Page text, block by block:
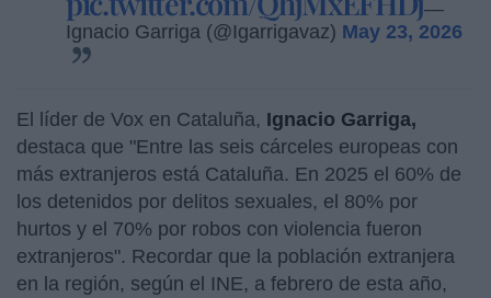
—
Ignacio Garriga (@Igarrigavaz) May 23, 2026
El líder de Vox en Cataluña, Ignacio Garriga,
destaca que "Entre las seis cárceles europeas con
más extranjeros está Cataluña. En 2025 el 60% de
los detenidos por delitos sexuales, el 80% por
hurtos y el 70% por robos con violencia fueron
extranjeros". Recordar que la población extranjera
en la región, según el INE, a febrero de esta año,